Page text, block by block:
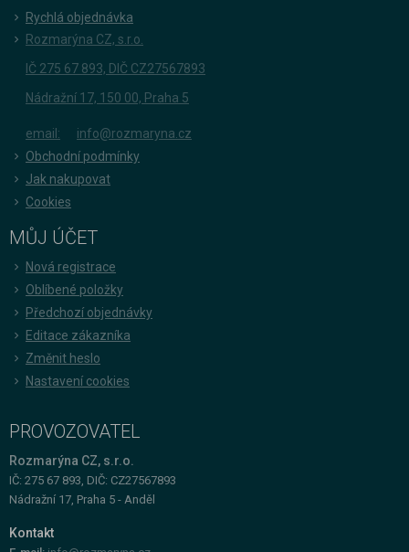
Rychlá objednávka
Rozmarýna CZ, s.r.o.
IČ 275 67 893, DIČ CZ27567893
Nádražní 17, 150 00, Praha 5
email:
info@rozmaryna.cz
Obchodní podmínky
Jak nakupovat
Cookies
MŮJ ÚČET
Nová registrace
Oblíbené položky
Předchozí objednávky
Editace zákazníka
Změnit heslo
Nastavení cookies
PROVOZOVATEL
Rozmarýna CZ, s.r.o.
IČ: 275 67 893, DIČ: CZ27567893
Nádražní 17, Praha 5 - Anděl
Kontakt